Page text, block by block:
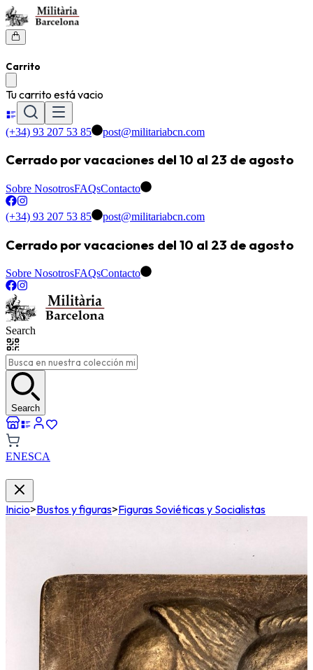
Carrito
Tu carrito está vacio
(+34) 93 207 53 85 post@militariabcn.com
Cerrado por vacaciones del 10 al 23 de agosto
Sobre NosotrosFAQsContacto
(+34) 93 207 53 85 post@militariabcn.com
Cerrado por vacaciones del 10 al 23 de agosto
Sobre NosotrosFAQsContacto
Search
Search
ENESCA
Inicio>Bustos y figuras>Figuras Soviéticas y Socialistas